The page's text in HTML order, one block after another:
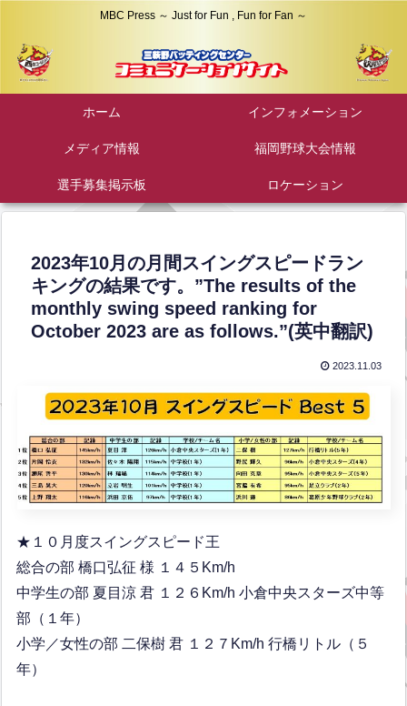
MBC Press ～ Just for Fun , Fun for Fan ～
ホーム インフォメーション
メディア情報 福岡野球大会情報
選手募集掲示板 ロケーション
2023年10月の月間スイングスピードラン
キングの結果です。”The results of the
monthly swing speed ranking for
October 2023 are as follows.”(英中翻訳)
2023.11.03
★１０月度スイングスピード王
総合の部 橋口弘征 様 １４５Km/h
中学生の部 夏目涼 君 １２６Km/h 小倉中央スターズ中等
部（１年）
小学／女性の部 二保樹 君 １２７Km/h 行橋リトル（５
年）